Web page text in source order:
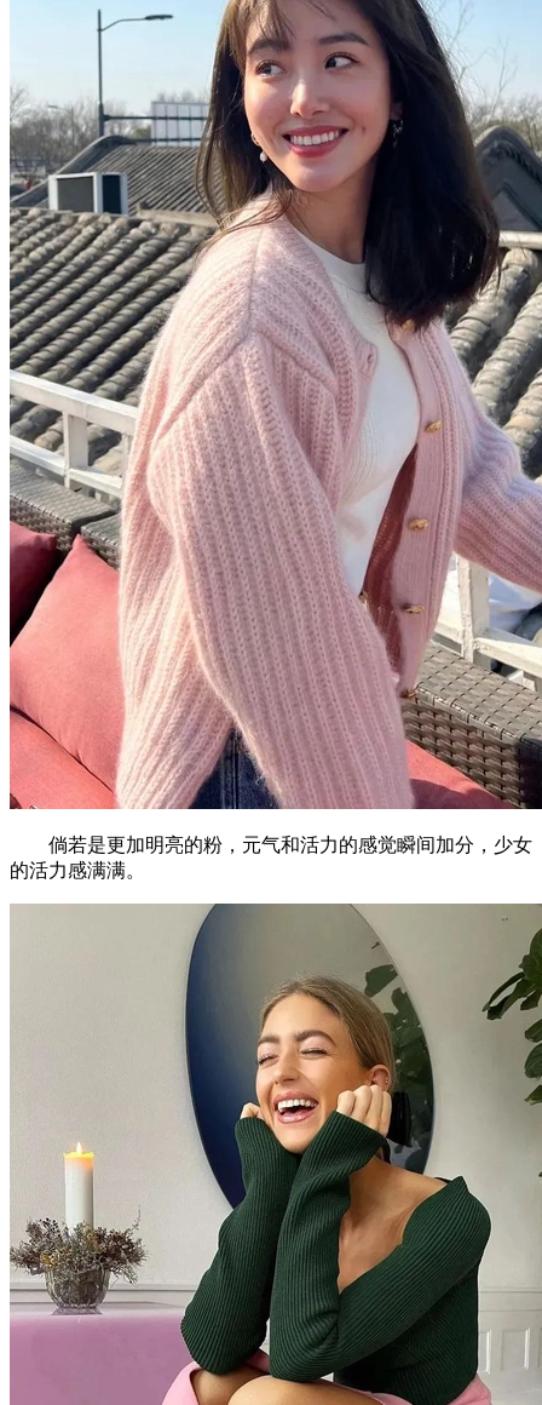
倘若是更加明亮的粉，元气和活力的感觉瞬间加分，少女
的活力感满满。